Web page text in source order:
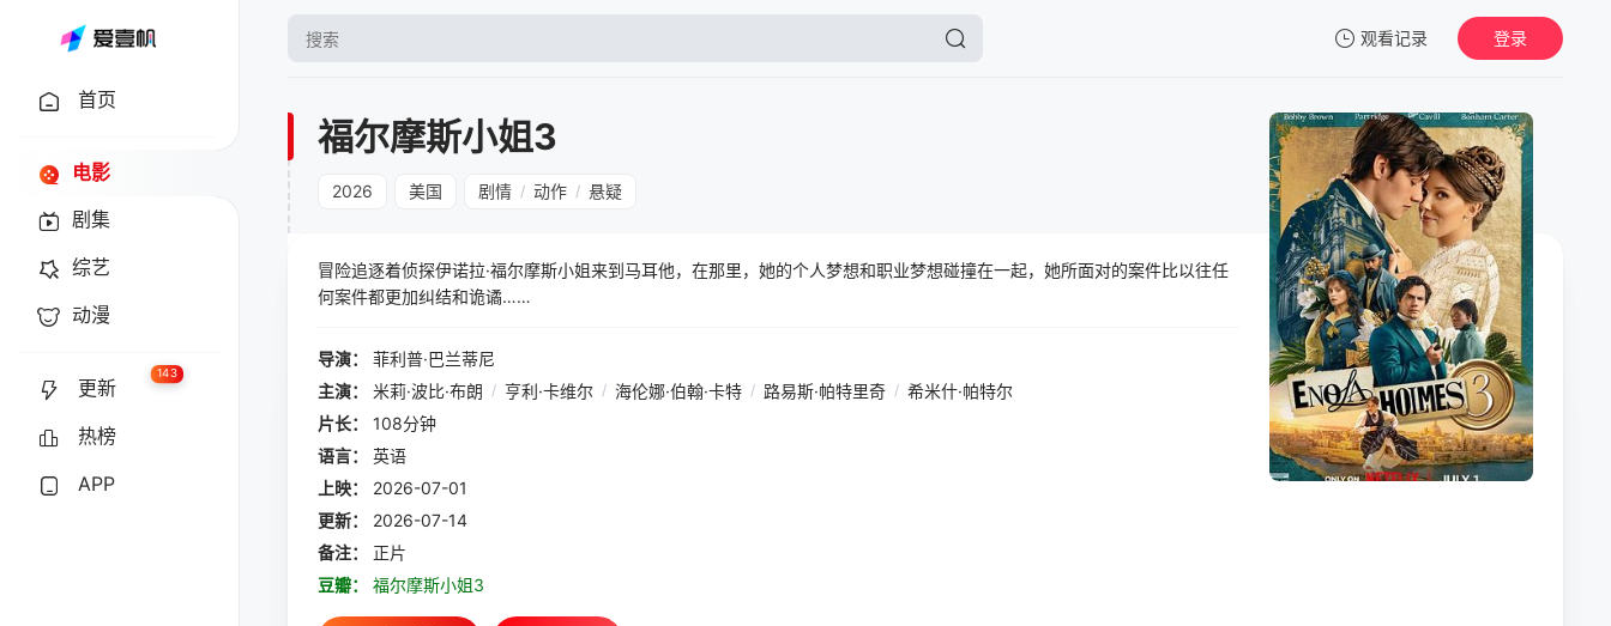
观看记录
暂无观看影片的记录
登录
首页
电影
剧集
综艺
动漫
更新
143
热榜
APP
福尔摩斯小姐3
2026 美国 剧情 / 动作 / 悬疑
冒险追逐着侦探伊诺拉·福尔摩斯小姐来到马耳他，在那里，她的个人梦想和职业梦想碰撞在一起，她所面对的案件比以往任
何案件都更加纠结和诡谲……
导演：
菲利普·巴兰蒂尼
主演：
米莉·波比·布朗 / 亨利·卡维尔 / 海伦娜·伯翰·卡特 / 路易斯·帕特里奇 / 希米什·帕特尔
片长：
108分钟
语言：
英语
上映：
2026-07-01
更新：
2026-07-14
备注：
正片
豆瓣：
福尔摩斯小姐3